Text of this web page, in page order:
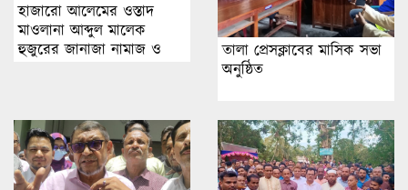
হাজারো আলেমের ওস্তাদ
মাওলানা আব্দুল মালেক
হুজুরের জানাজা নামাজ ও
তালা প্রেসক্লাবের মাসিক সভা
অনুষ্ঠিত